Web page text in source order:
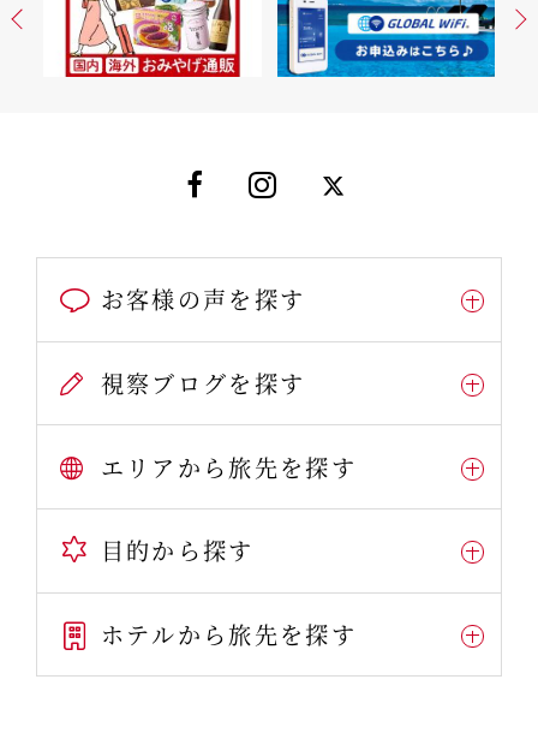
お客様の声を探す
視察ブログを探す
エリアから旅先を探す
目的から探す
ホテルから旅先を探す